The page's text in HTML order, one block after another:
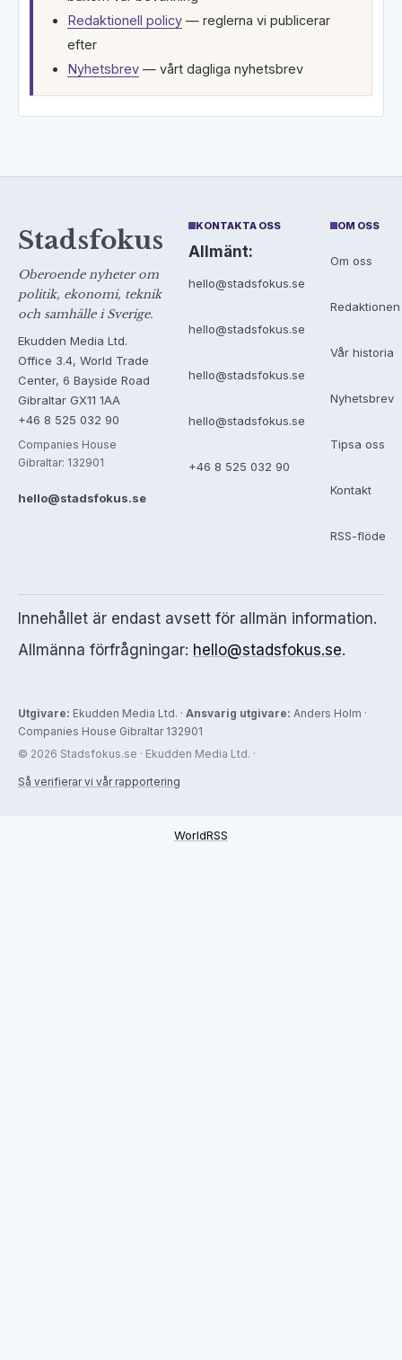
Redaktionell policy — reglerna vi publicerar
efter
Nyhetsbrev — vårt dagliga nyhetsbrev
Stadsfokus
Oberoende nyheter om
politik, ekonomi, teknik
och samhälle i Sverige.
Ekudden Media Ltd.
Office 3.4, World Trade
Center, 6 Bayside Road
Gibraltar GX11 1AA
+46 8 525 032 90
Companies House
Gibraltar: 132901
hello@stadsfokus.se
KONTAKTA OSS
Allmänt:
hello@stadsfokus.se
hello@stadsfokus.se
hello@stadsfokus.se
hello@stadsfokus.se
+46 8 525 032 90
OM OSS
Om oss
Redaktionen
Vår historia
Nyhetsbrev
Tipsa oss
Kontakt
RSS-flöde
Innehållet är endast avsett för allmän information.
Allmänna förfrågningar: hello@stadsfokus.se.
Utgivare: Ekudden Media Ltd. · Ansvarig utgivare: Anders Holm ·
Companies House Gibraltar 132901
© 2026 Stadsfokus.se · Ekudden Media Ltd. ·
Så verifierar vi vår rapportering
WorldRSS